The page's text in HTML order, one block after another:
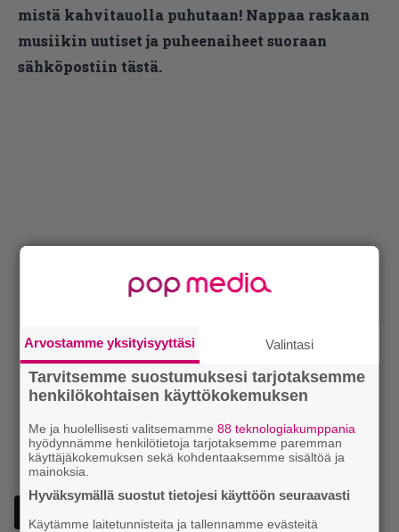
mistä kahvitauolla puhutaan! Nappaa raskaan
musiikin uutiset ja puheenaiheet suoraan
sähköpostiin tästä.
Arvostamme yksityisyyttäsi Valintasi
Tarvitsemme suostumuksesi tarjotaksemme
henkilökohtaisen käyttökokemuksen
Me ja huolellisesti valitsemamme88 teknologiakumppania
hyödynnämme henkilötietoja tarjotaksemme paremman
käyttäjäkokemuksen sekä kohdentaaksemme sisältöä ja
mainoksia.
Hyväksymällä suostut tietojesi käyttöön seuraavasti
Käytämme laitetunnisteita ja tallennamme evästeitä